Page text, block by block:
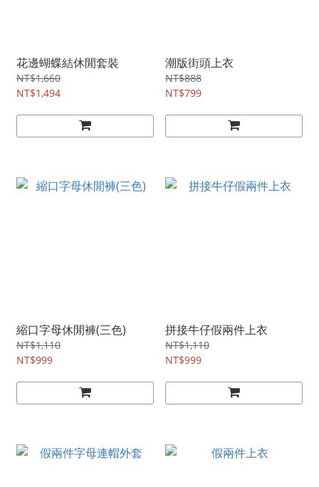
花邊蝴蝶結休閒套裝
NT$1,660
NT$1,494
潮版街頭上衣
NT$888
NT$799
縮口字母休閒褲(三色)
NT$1,110
NT$999
拼接牛仔假兩件上衣
NT$1,110
NT$999